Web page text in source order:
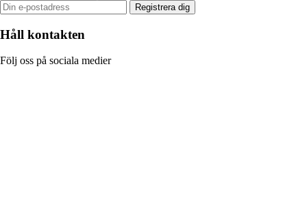
Registrera dig
Håll kontakten
Följ oss på sociala medier